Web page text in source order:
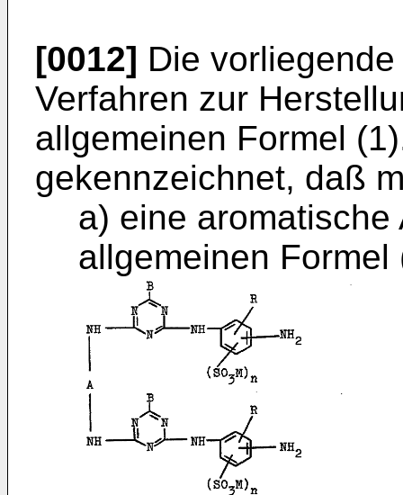
[0012] Die
Verfahren zur
allgemeinen Formel
gekennzeichnet, daß
a) eine
allgemeinen Formel